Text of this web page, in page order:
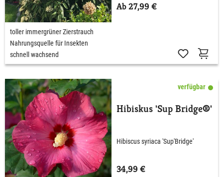
Ab 27,99 €
toller immergrüner Zierstrauch
Nahrungsquelle für Insekten
schnell wachsend
verfügbar
Hibiskus 'Sup Bridge®'
Hibiscus syriaca 'Sup'Bridge'
34,99 €